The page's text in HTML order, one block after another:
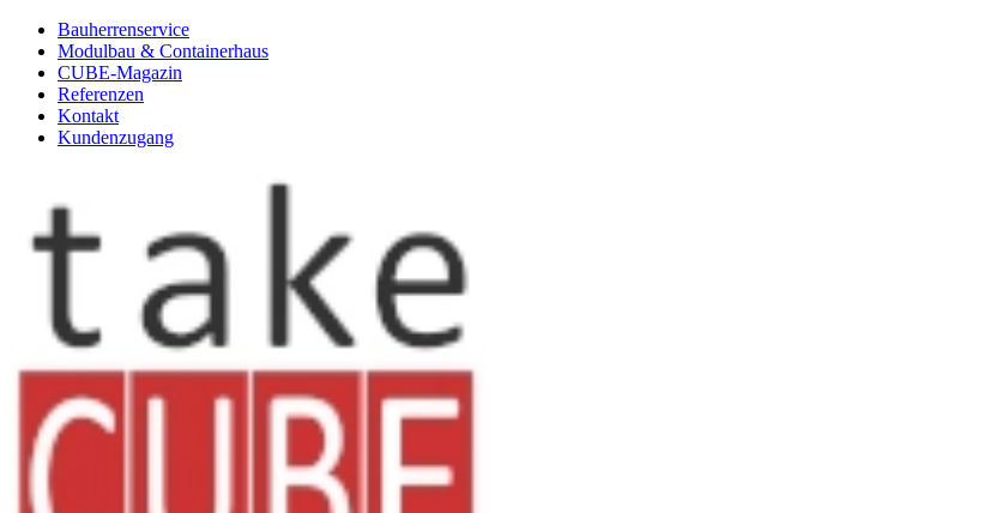
Bauherrenservice
Modulbau & Containerhaus
CUBE-Magazin
Referenzen
Kontakt
Kundenzugang